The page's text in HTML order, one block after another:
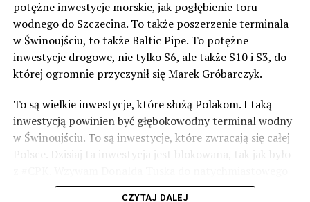
potężne inwestycje morskie, jak pogłębienie toru
wodnego do Szczecina. To także poszerzenie terminala
w Świnoujściu, to także Baltic Pipe. To potężne
inwestycje drogowe, nie tylko S6, ale także S10 i S3, do
której ogromnie przyczynił się Marek Gróbarczyk.
To są wielkie inwestycje, które służą Polakom. I taką
inwestycją powinien być głębokowodny terminal wodny
w Świnoujściu. To są inwestycje, które zwracają się całej
Polsce. Dzisiaj ta inwestycja jest blokowana, tak jak było
odblokowania CPK.
CZYTAJ DALEJ